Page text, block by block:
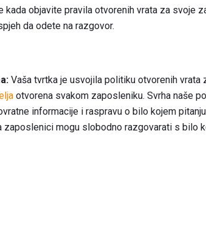
objavite pravila otvorenih vrata za svoje
da odete na razgovor.
Vaša tvrtka je usvojila politiku otvorenih vrata
otvorena svakom zaposleniku. Svrha naše
informacije i raspravu o bilo kojem
zaposlenici mogu slobodno razgovarati s bilo